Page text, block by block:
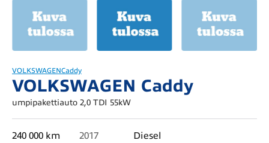
VOLKSWAGENCaddy
VOLKSWAGEN Caddy
umpipakettiauto 2,0 TDI 55kW
240 000 km 2017
Diesel